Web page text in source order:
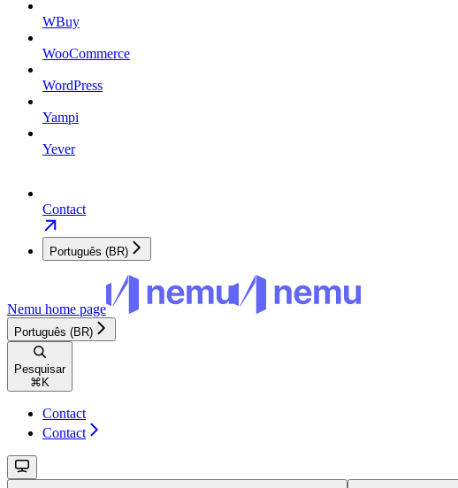
WBuy
WooCommerce
WordPress
Yampi
Yever
Contact
Português (BR)
Nemu home page
Português (BR)
Pesquisar
⌘ K
Contact
Contact